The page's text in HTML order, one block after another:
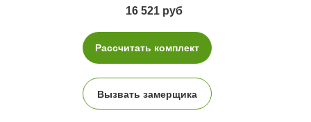
16 521 руб
Рассчитать комплект
Вызвать замерщика